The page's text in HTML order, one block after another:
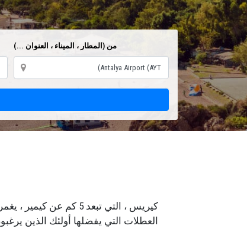
من (المطار ، الميناء ، العنوان ...)
العطلات التي يفضلها أولئك الذين